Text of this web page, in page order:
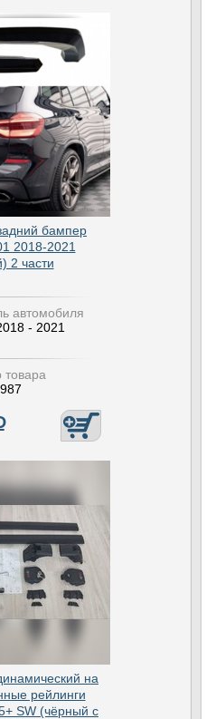
бампер
2018-2021
2 части
автомобиля
- 2021
на
рейлинги
SW (чёрный с